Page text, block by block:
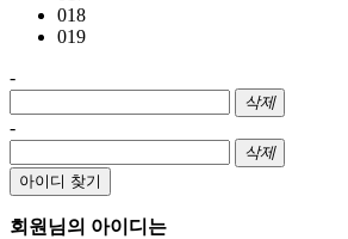
018
019
-
삭제
-
삭제
아이디 찾기
회원님의 아이디는